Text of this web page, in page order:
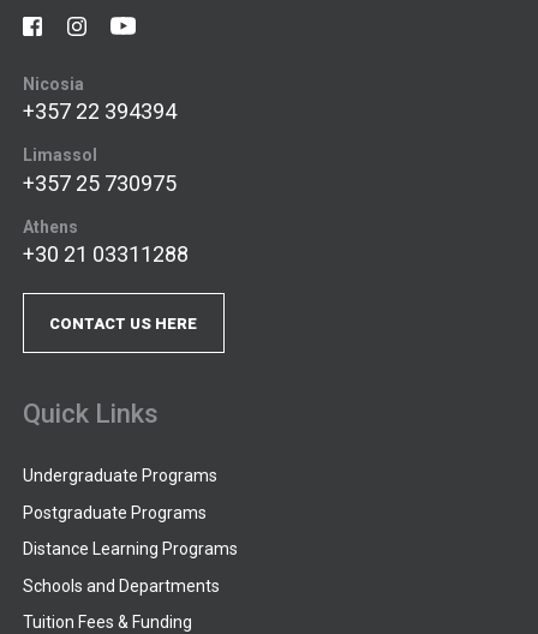
Nicosia
+357 22 394394
Limassol
+357 25 730975
Athens
+30 21 03311288
CONTACT US HERE
Quick Links
Undergraduate Programs
Postgraduate Programs
Distance Learning Programs
Schools and Departments
Tuition Fees & Funding